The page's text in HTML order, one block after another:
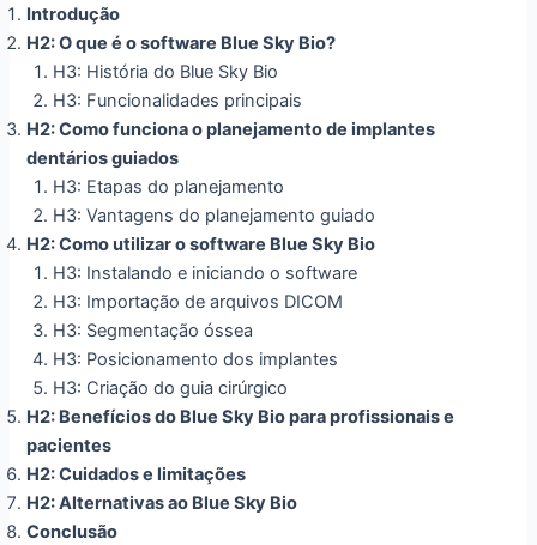
Introdução
H2: O que é o software Blue Sky Bio?
H3: História do Blue Sky Bio
H3: Funcionalidades principais
H2: Como funciona o planejamento de implantes
dentários guiados
H3: Etapas do planejamento
H3: Vantagens do planejamento guiado
H2: Como utilizar o software Blue Sky Bio
H3: Instalando e iniciando o software
H3: Importação de arquivos DICOM
H3: Segmentação óssea
H3: Posicionamento dos implantes
H3: Criação do guia cirúrgico
H2: Benefícios do Blue Sky Bio para profissionais e
pacientes
H2: Cuidados e limitações
H2: Alternativas ao Blue Sky Bio
Conclusão